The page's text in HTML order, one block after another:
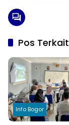
Pos Terkait
Info Bogor